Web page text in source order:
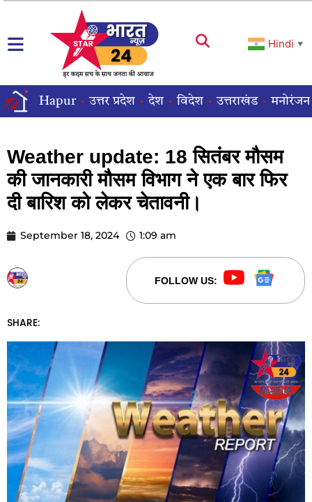
Hindi ▼
Hapur उत्तर प्रदेश देश विदेश उत्तराखंड मनोरंजन
Weather update: 18 सितंबर मौसम
की जानकारी मौसम विभाग ने एक बार फिर
दी बारिश को लेकर चेतावनी।
September 18, 2024 1:09 am
STARBHARATNEWS24 FOLLOW US:
SHARE: